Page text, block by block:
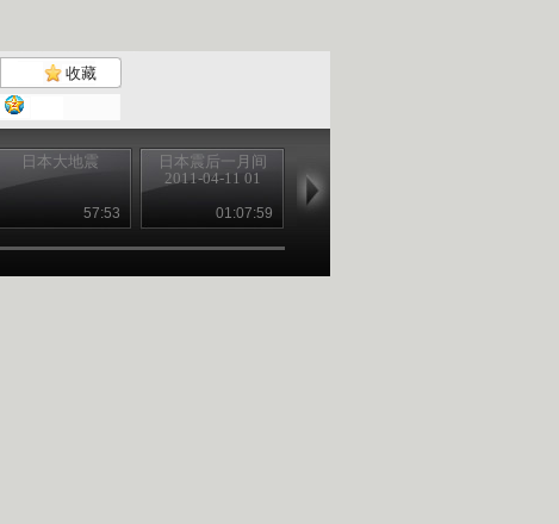
收藏
日本大地震
57:53
日本震后一月间
2011-04-11 01
01:07:59
2011-04-11 02